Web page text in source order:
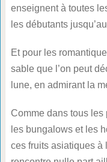
enseignent à toutes
les débutants
Et pour les
sable que l’on peut
lune, en admirant la
Comme dans tous
les bungalows et les
ces fruits asiatiques à